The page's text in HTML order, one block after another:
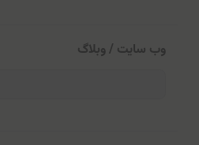
وب سایت / وبلاگ